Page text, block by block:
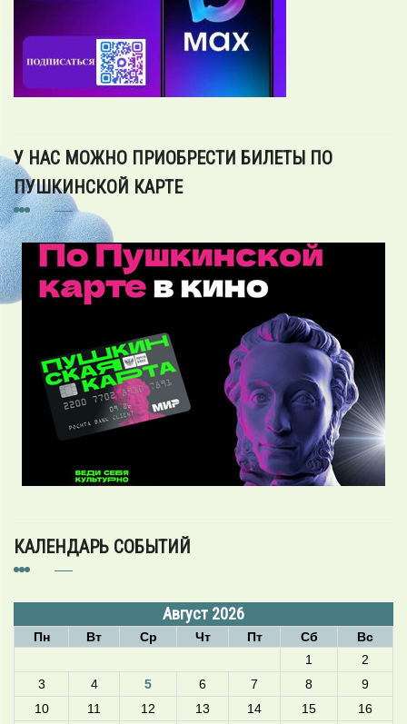
У НАС МОЖНО ПРИОБРЕСТИ БИЛЕТЫ ПО
ПУШКИНСКОЙ КАРТЕ
КАЛЕНДАРЬ СОБЫТИЙ
Август 2026
Пн Вт Ср Чт Пт Сб
Вс
1
2
3
4 5 6 7 8
9
10
11 12 13 14 15
16